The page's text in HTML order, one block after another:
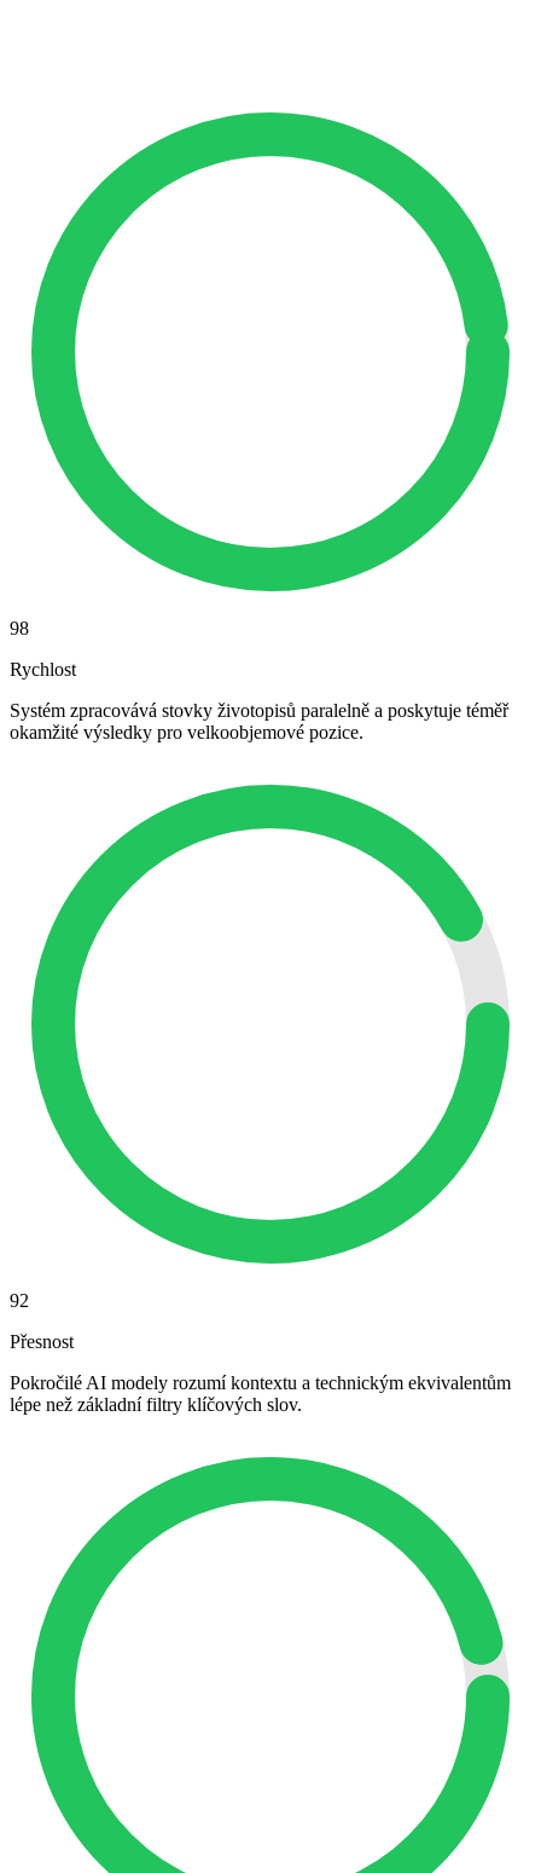
98
Rychlost
Systém zpracovává stovky životopisů paralelně a poskytuje téměř
okamžité výsledky pro velkoobjemové pozice.
92
Přesnost
Pokročilé AI modely rozumí kontextu a technickým ekvivalentům
lépe než základní filtry klíčových slov.